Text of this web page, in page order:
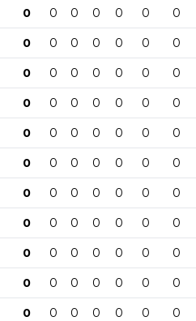
0 0 0 0 0 0 0
0 0 0 0 0 0 0
0 0 0 0 0 0 0
0 0 0 0 0 0 0
0 0 0 0 0 0 0
0 0 0 0 0 0 0
0 0 0 0 0 0 0
0 0 0 0 0 0 0
0 0 0 0 0 0 0
0 0 0 0 0 0 0
0 0 0 0 0 0 0